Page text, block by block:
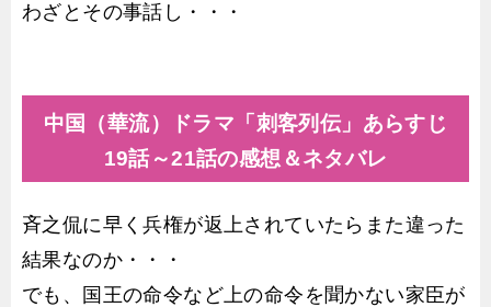
わざとその事話し・・・
中国（華流）ドラマ「刺客列伝」あらすじ
19話～21話の感想＆ネタバレ
斉之侃に早く兵権が返上されていたらまた違った
結果なのか・・・
でも、国王の命令など上の命令を聞かない家臣が